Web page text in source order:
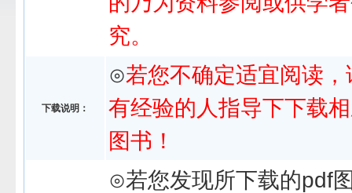
究。
下载说明：
⊙若您不确定适宜阅读，
有经验的人指导下下载
图书！
⊙若您发现所下载的pdf